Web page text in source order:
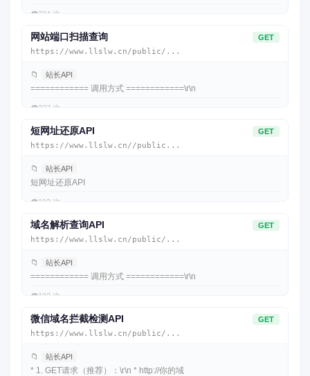
👁️234 次
网站端口扫描查询 GET
https://www.llslw.cn/public/...
📁 站长API
============ 调用方式 ============\r\n
👁️227 次
短网址还原API GET
https://www.llslw.cn//public...
📁 站长API
短网址还原API
👁️193 次
域名解析查询API GET
https://www.llslw.cn/public/...
📁 站长API
============ 调用方式 ============\r\n
👁️193 次
微信域名拦截检测API GET
https://www.llslw.cn/public/...
📁 站长API
* 1. GET请求（推荐）：\r\n * http://你的域